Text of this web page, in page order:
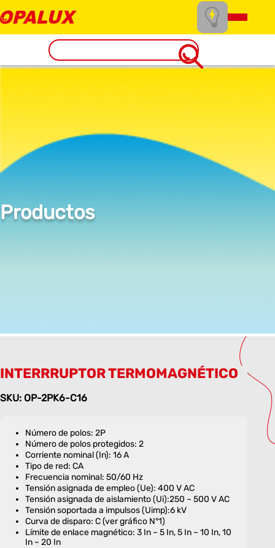
Productos
INTERRRUPTOR TERMOMAGNÉTICO
SKU: OP-2PK6-C16
Número de polos: 2P
Número de polos protegidos: 2
Corriente nominal (In): 16 A
Tipo de red: CA
Frecuencia nominal: 50/60 Hz
Tensión asignada de empleo (Ue): 400 V AC
Tensión asignada de aislamiento (Ui):250 – 500 V AC
Tensión soportada a impulsos (Uimp):6 kV
Curva de disparo: C (ver gráfico N°1)
Límite de enlace magnético: 3 In – 5 In, 5 In – 10 In, 10
In – 20 In